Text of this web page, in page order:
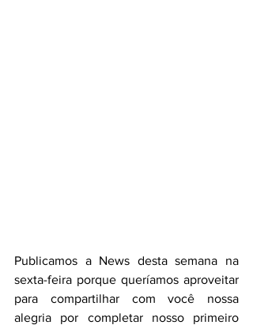
Publicamos a News desta semana na
sexta-feira porque queríamos aproveitar
para compartilhar com você nossa
alegria por completar nosso primeiro